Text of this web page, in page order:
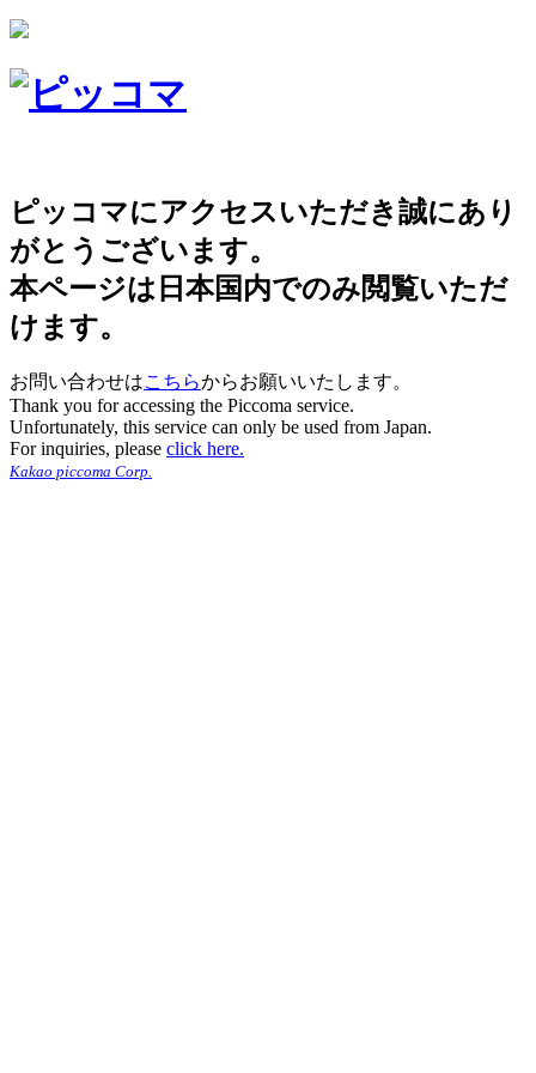
ピッコマにアクセスいただき誠にあり
がとうございます。
本ページは日本国内でのみ閲覧いただ
けます。
お問い合わせはこちらからお願いいたします。
Thank you for accessing the Piccoma service.
Unfortunately, this service can only be used from Japan.
For inquiries, please click here.
Kakao piccoma Corp.